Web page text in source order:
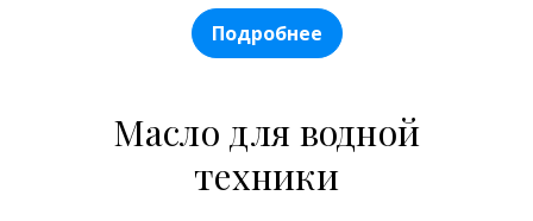
Подробнее
Масло для водной
техники